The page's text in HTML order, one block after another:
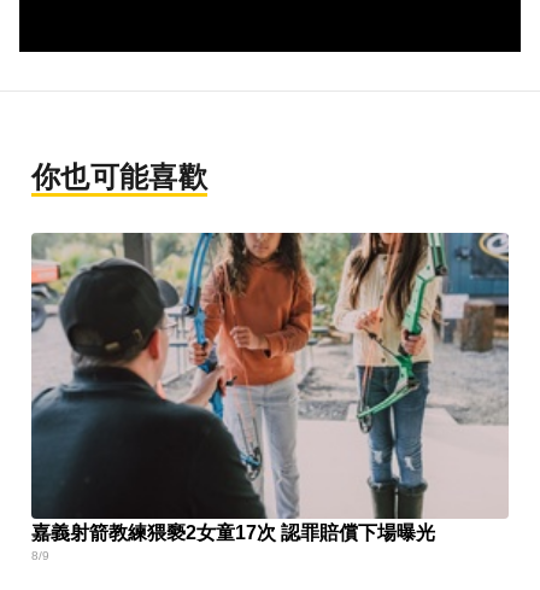
你也可能喜歡
嘉義射箭教練猥褻2女童17次 認罪賠償下場曝光
8/9